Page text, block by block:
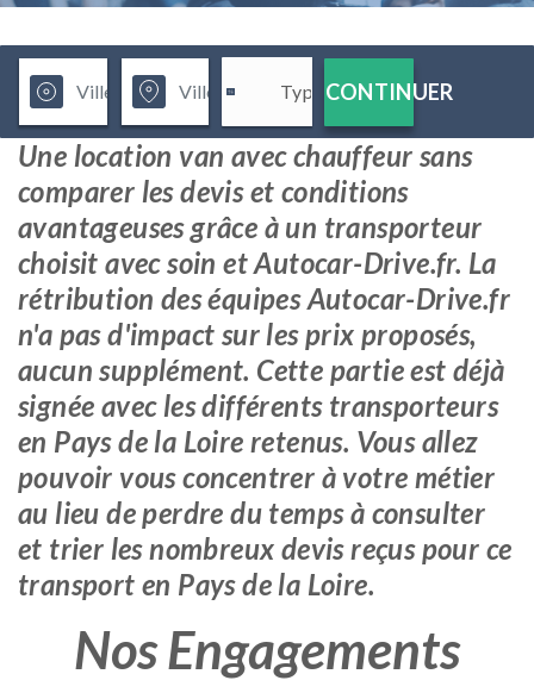
CONTINUER
Une location van avec chauffeur sans
comparer les devis et conditions
avantageuses grâce à un transporteur
choisit avec soin et Autocar-Drive.fr. La
rétribution des équipes Autocar-Drive.fr
n'a pas d'impact sur les prix proposés,
aucun supplément. Cette partie est déjà
signée avec les différents transporteurs
en Pays de la Loire retenus. Vous allez
pouvoir vous concentrer à votre métier
au lieu de perdre du temps à consulter
et trier les nombreux devis reçus pour ce
transport en Pays de la Loire.
Nos Engagements